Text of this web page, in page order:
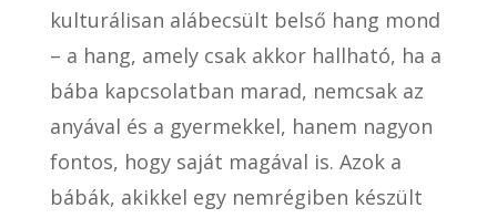
kulturálisan alábecsült belső hang mond
– a hang, amely csak akkor hallható, ha a
bába kapcsolatban marad, nemcsak az
anyával és a gyermekkel, hanem nagyon
fontos, hogy saját magával is. Azok a
bábák, akikkel egy nemrégiben készült